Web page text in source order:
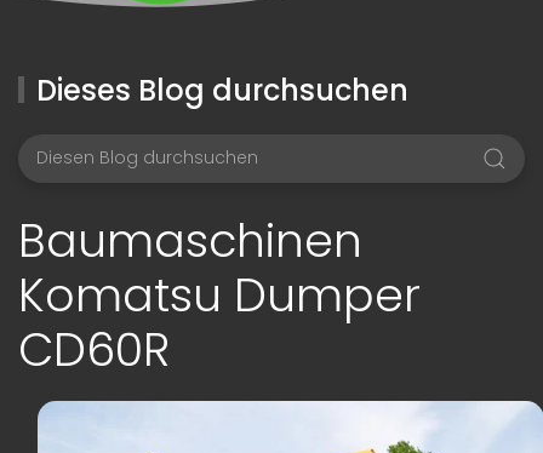
Dieses Blog durchsuchen
Baumaschinen
Komatsu Dumper
CD60R